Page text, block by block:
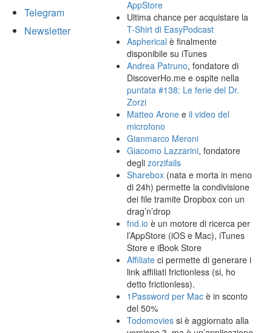
Telegram
Newsletter
AppStore
Ultima chance per acquistare la
T-Shirt di EasyPodcast
Aspherical è finalmente
disponibile su iTunes
Andrea Patruno, fondatore di
DiscoverHo.me e ospite nella
puntata #138: Le ferie del Dr.
Zorzi
Matteo Arone eil video del
microfono
Gianmarco Meroni
Giacomo Lazzarini, fondatore
deglizorzifails
Sharebox (nata e morta in meno
di 24h) permette la condivisione
dei file tramite Dropbox con un
drag’n’drop
fnd.io è un motore di ricerca per
l’AppStore (iOS e Mac), iTunes
Store e iBook Store
Affiliate ci permette di generare i
link affiliati frictionless (si, ho
detto frictionless).
1Password per Mac è in sconto
del 50%
Todomovies si è aggiornato alla